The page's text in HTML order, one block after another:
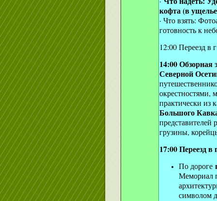
кофта (в
· Что взять:
готовность к
12:00 Переезд в
14:00 Обзорная
Северной
окрестностями,
практически из
Большого
представителей
грузины,
17:00 Переезд в
По дороге
Мемориал
символом